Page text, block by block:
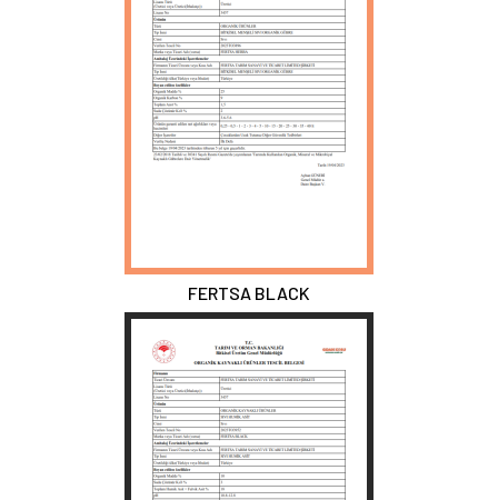
FERTSA BLACK